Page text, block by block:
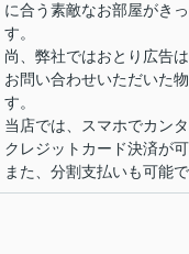
に合う素敵なお部屋がき
す。
尚、弊社ではおとり広告
お問い合わせいただいた
す。
当店では、スマホでカン
クレジットカード決済が可
また、分割支払いも可能